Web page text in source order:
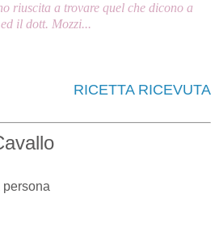
riuscita a trovare quel che dicono a
il dott. Mozzi...
RICETTA RICEVUTA